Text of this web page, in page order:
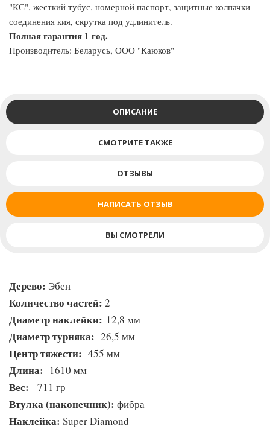
"КС", жесткий тубус, номерной паспорт, защитные колпачки
соединения кия, скрутка под удлинитель.
Полная гарантия 1 год.
Производитель: Беларусь, ООО "Каюков"
ОПИСАНИЕ
СМОТРИТЕ ТАКЖЕ
ОТЗЫВЫ
НАПИСАТЬ ОТЗЫВ
ВЫ СМОТРЕЛИ
Дерево: Эбен
Количество частей: 2
Диаметр наклейки: 12,8 мм
Диаметр турняка: 26,5 мм
Центр тяжести: 455 мм
Длина: 1610 мм
Вес: 711 гр
Втулка (наконечник): фибра
Наклейка: Super Diamond